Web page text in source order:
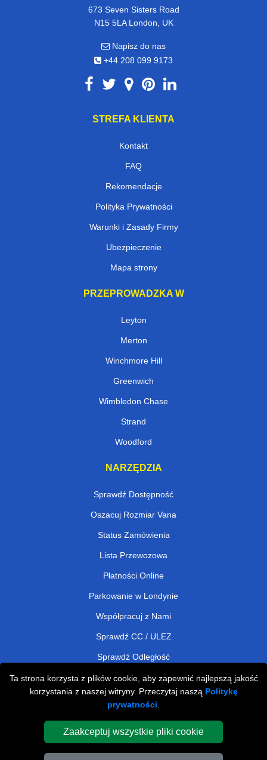
Ta strona korzysta z plików cookie, aby zapewnić najlepszą jakość
korzystania z naszej witryny. Przeczytaj naszą Politykę
prywatności
Zaakceptuj wszystkie pliki cookie
673 Seven Sisters Road
N15 5LA London, UK
Napisz do nas
+44 208 099 9173
STREFA KLIENTA
Kontakt
FAQ
Rekomendacje
Polityka Prywatności
Warunki i Zasady Firmy
Ubezpieczenie
Mapa strony
PRZEPROWADZKA W
Leyton
Merton
Winchmore Hill
Greenwich
Wimbledon Chase
Strand
Woodford
NARZĘDZIA
Sprawdź Dostępność
Oszacuj Rozmiar Vana
Status Zamówienia
Lista Przewozowa
Płatności Online
Parkowanie w Londynie
Współpracuj z Nami
Sprawdź CC / ULEZ
Sprawdź Odległość
Man and Van Removals